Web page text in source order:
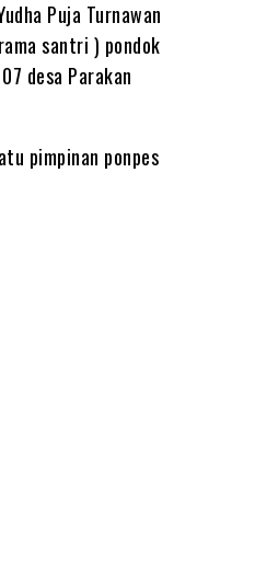
Puja Turnawan
santri ) pondok
desa Parakan
pimpinan ponpes